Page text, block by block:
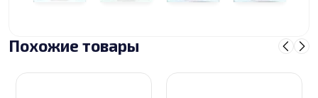
Похожие товары